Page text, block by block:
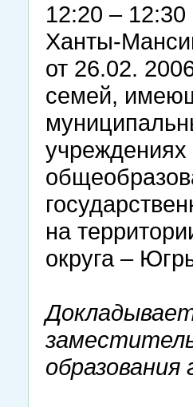
12:20 –
Ханты-
от 26.02.
семей,
учреждениях
на
округа –